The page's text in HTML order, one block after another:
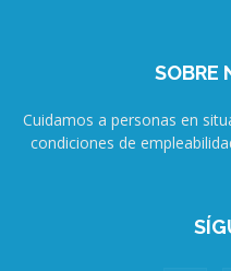
SOBRE
Cuidamos a personas en
condiciones de